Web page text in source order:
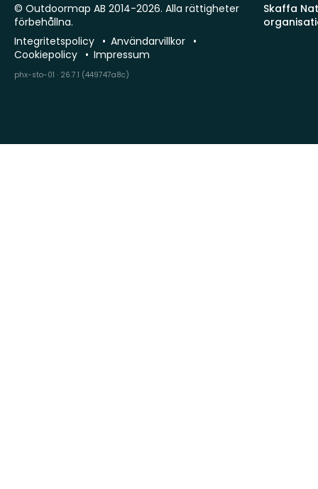
Skaffa
© Outdoormap AB 2014-2026. Alla rättigheter
förbehållna.
Integritetspolicy
Användarvillkor
Cookiepolicy
Impressum
phx-sto-01 · 26.7.1 (449747a8c)